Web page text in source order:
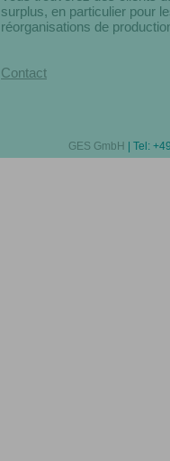
surplus, en particulier pour
réorganisations de
Contact
GES GmbH | Tel: